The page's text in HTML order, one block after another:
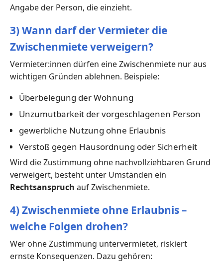
Angabe der Person, die einzieht.
3) Wann darf der Vermieter die
Zwischenmiete verweigern?
Vermieter:innen dürfen eine Zwischenmiete nur aus
wichtigen Gründen ablehnen. Beispiele:
Überbelegung der Wohnung
Unzumutbarkeit der vorgeschlagenen Person
gewerbliche Nutzung ohne Erlaubnis
Verstoß gegen Hausordnung oder Sicherheit
Wird die Zustimmung ohne nachvollziehbaren Grund
verweigert, besteht unter Umständen ein
Rechtsanspruch auf Zwischenmiete.
4) Zwischenmiete ohne Erlaubnis –
welche Folgen drohen?
Wer ohne Zustimmung untervermietet, riskiert
ernste Konsequenzen. Dazu gehören: